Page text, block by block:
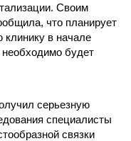
Своим
что планирует
клинику в начале
будет
серьезную
специалисты
связки